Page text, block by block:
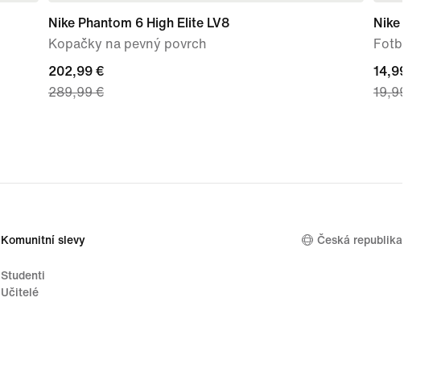
Nike Phantom 6 High Elite LV8
Kopačky na pevný povrch
current
price
289,99 €
202,99 €
289,99 €
Nike Dri-
Fotbalové
current
price
19,99 €
14,99 €
19,99 €
Komunitní slevy
Studenti
Učitelé
Česká republika